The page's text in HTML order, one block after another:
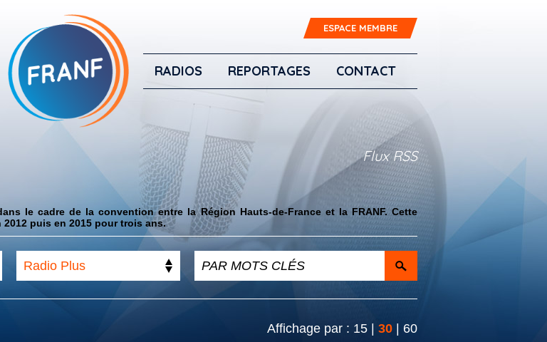
ESPACE MEMBRE
RADIOS REPORTAGES CONTACT
Flux RSS
le cadre de la convention entre la Région Hauts-de-France et la FRANF. Cette
puis en 2015 pour trois ans.
Radio Plus
Affichage par : 15 30 60